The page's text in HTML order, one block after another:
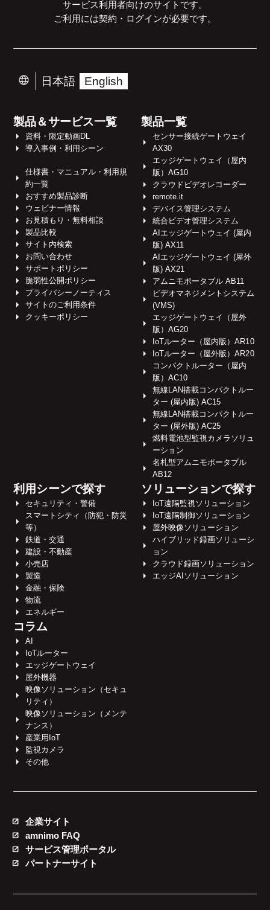
サービス利用者向けのサイトです。
ご利用には契約・ログインが必要です。
日本語 English
製品＆サービス一覧
資料・限定動画DL
導入事例・利用シーン
仕様書・マニュアル・利用規
約一覧
おすすめ製品診断
ウェビナー情報
お見積もり・無料相談
製品比較
サイト内検索
お問い合わせ
サポートポリシー
脆弱性公開ポリシー
プライバシーノーティス
サイトのご利用条件
クッキーポリシー
製品一覧
センサー接続ゲートウェイ
AX30
エッジゲートウェイ（屋内
版）AG10
クラウドビデオレコーダー
remote.it
デバイス管理システム
統合ビデオ管理システム
AIエッジゲートウェイ (屋内
版) AX11
AIエッジゲートウェイ (屋外
版) AX21
アムニモポータブル AB11
ビデオマネジメントシステム
(VMS)
エッジゲートウェイ（屋外
版）AG20
IoTルーター（屋内版）AR10
IoTルーター（屋外版）AR20
コンパクトルーター（屋内
版）AC10
無線LAN搭載コンパクトルー
ター (屋内版) AC15
無線LAN搭載コンパクトルー
ター (屋外版) AC25
燃料電池型監視カメラソリュ
ーション
名札型アムニモポータブル
AB12
利用シーンで探す
セキュリティ・警備
スマートシティ（防犯・防災
等）
鉄道・交通
建設・不動産
小売店
製造
金融・保険
物流
エネルギー
ソリューションで探す
IoT遠隔監視ソリューション
IoT遠隔制御ソリューション
屋外映像ソリューション
ハイブリッド録画ソリューシ
ョン
クラウド録画ソリューション
エッジAIソリューション
コラム
AI
IoTルーター
エッジゲートウェイ
屋外機器
映像ソリューション（セキュ
リティ）
映像ソリューション（メンテ
ナンス）
産業用IoT
監視カメラ
その他
企業サイト
amnimo FAQ
サービス管理ポータル
パートナーサイト